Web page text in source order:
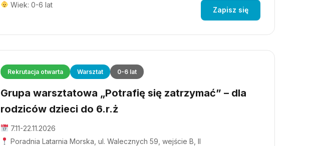
Wiek: 0-6 lat
Zapisz się
Rekrutacja otwarta Warsztat 0-6 lat
Grupa warsztatowa „Potrafię się zatrzymać” – dla
rodziców dzieci do 6.r.ż
7.11-22.11.2026
Poradnia Latarnia Morska, ul. Walecznych 59, wejście B, II